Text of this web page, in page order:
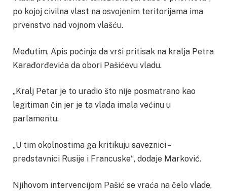
po kojoj civilna vlast na osvojenim teritorijama ima
prvenstvo nad vojnom vlašću.
Međutim, Apis počinje da vrši pritisak na kralja Petra
Karađorđevića da obori Pašićevu vladu.
„Kralj Petar je to uradio što nije posmatrano kao
legitiman čin jer je ta vlada imala većinu u
parlamentu.
„U tim okolnostima ga kritikuju saveznici –
predstavnici Rusije i Francuske“, dodaje Marković.
Njihovom intervencijom Pašić se vraća na čelo vlade,